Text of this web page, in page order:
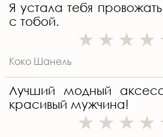
Я устала тебя
с тобой.
Коко Шанель
Лучший модный
красивый мужчина!